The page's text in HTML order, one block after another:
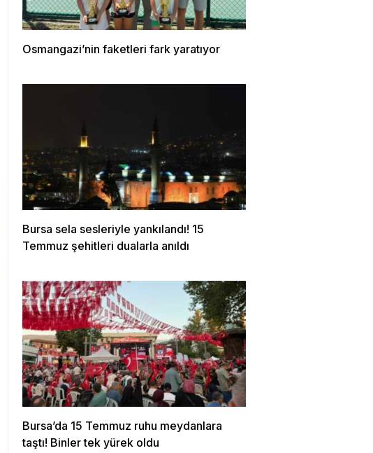
Osmangazi’nin faketleri fark yaratıyor
Bursa sela sesleriyle yankılandı! 15
Temmuz şehitleri dualarla anıldı
Bursa’da 15 Temmuz ruhu meydanlara
taştı! Binler tek yürek oldu